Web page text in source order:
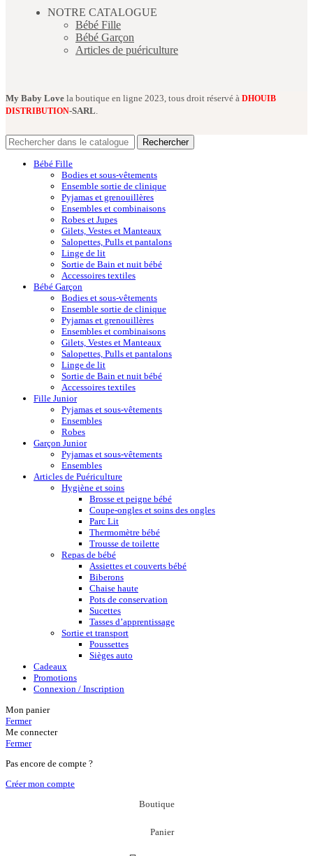
NOTRE CATALOGUE
Bébé Fille
Bébé Garçon
Articles de puériculture
My Baby Love la boutique en ligne 2023, tous droit réservé à DHOUIB
DISTRIBUTION-SARL
Rechercher
Bébé Fille
Bodies et sous-vêtements
Ensemble sortie de clinique
Pyjamas et grenouillères
Ensembles et combinaisons
Robes et Jupes
Gilets, Vestes et Manteaux
Salopettes, Pulls et pantalons
Linge de lit
Sortie de Bain et nuit bébé
Accessoires textiles
Bébé Garçon
Bodies et sous-vêtements
Ensemble sortie de clinique
Pyjamas et grenouillères
Ensembles et combinaisons
Gilets, Vestes et Manteaux
Salopettes, Pulls et pantalons
Linge de lit
Sortie de Bain et nuit bébé
Accessoires textiles
Fille Junior
Pyjamas et sous-vêtements
Ensembles
Robes
Garçon Junior
Pyjamas et sous-vêtements
Ensembles
Articles de Puériculture
Hygiène et soins
Brosse et peigne bébé
Coupe-ongles et soins des ongles
Parc Lit
Thermomètre bébé
Trousse de toilette
Repas de bébé
Assiettes et couverts bébé
Biberons
Chaise haute
Pots de conservation
Sucettes
Tasses d’apprentissage
Sortie et transport
Poussettes
Sièges auto
Cadeaux
Promotions
Connexion / Inscription
Mon panier
Fermer
Me connecter
Fermer
Pas encore de compte ?
Créer mon compte
Boutique
Panier